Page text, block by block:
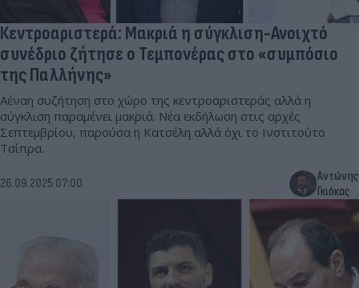
Κεντροαριστερά: Μακριά η σύγκλιση-Ανοιχτό
συνέδριο ζήτησε ο Τεμπονέρας στο «συμπόσιο
της Παλλήνης»
Αέναη συζήτηση στο χώρο της κεντροαριστεράς αλλά η
σύγκλιση παραμένει μακριά. Νέα εκδήλωση στις αρχές
Σεπτεμβρίου, παρούσα η Κατσέλη αλλά όχι το Ινστιτούτο
Τσίπρα.
26.09.2025 07:00
Αντώνης
Γκιόκας